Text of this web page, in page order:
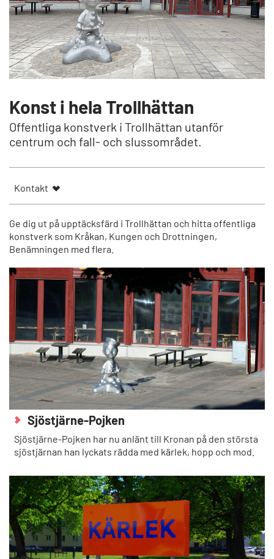
Konst i hela Trollhättan
Offentliga konstverk i Trollhättan utanför
centrum och fall- och slussområdet.
Kontakt
Ge dig ut på upptäcksfärd i Trollhättan och hitta offentliga
konstverk som Kråkan, Kungen och Drottningen,
Benämningen med flera.
Sjöstjärne-Pojken
Sjöstjärne-Pojken har nu anlänt till Kronan på den största
sjöstjärnan han lyckats rädda med kärlek, hopp och mod.